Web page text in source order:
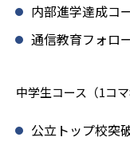
内部進学達成コ
通信教育フォロ
中学生コース（1コマ
公立トップ校突